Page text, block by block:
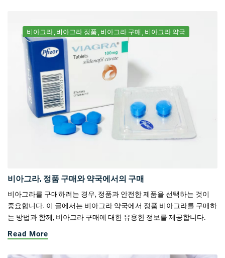
비아그라 비아그라 정품 비아그라 구매 비아그라 약국
비아그라, 정품 구매와 약국에서의 구매
비아그라를 구매하려는 경우, 정품과 안전한 제품을 선택하는 것이
중요합니다. 이 글에서는 비아그라 약국에서 정품 비아그라를 구매하
는 방법과 함께, 비아그라 구매에 대한 유용한 정보를 제공합니다.
Read More